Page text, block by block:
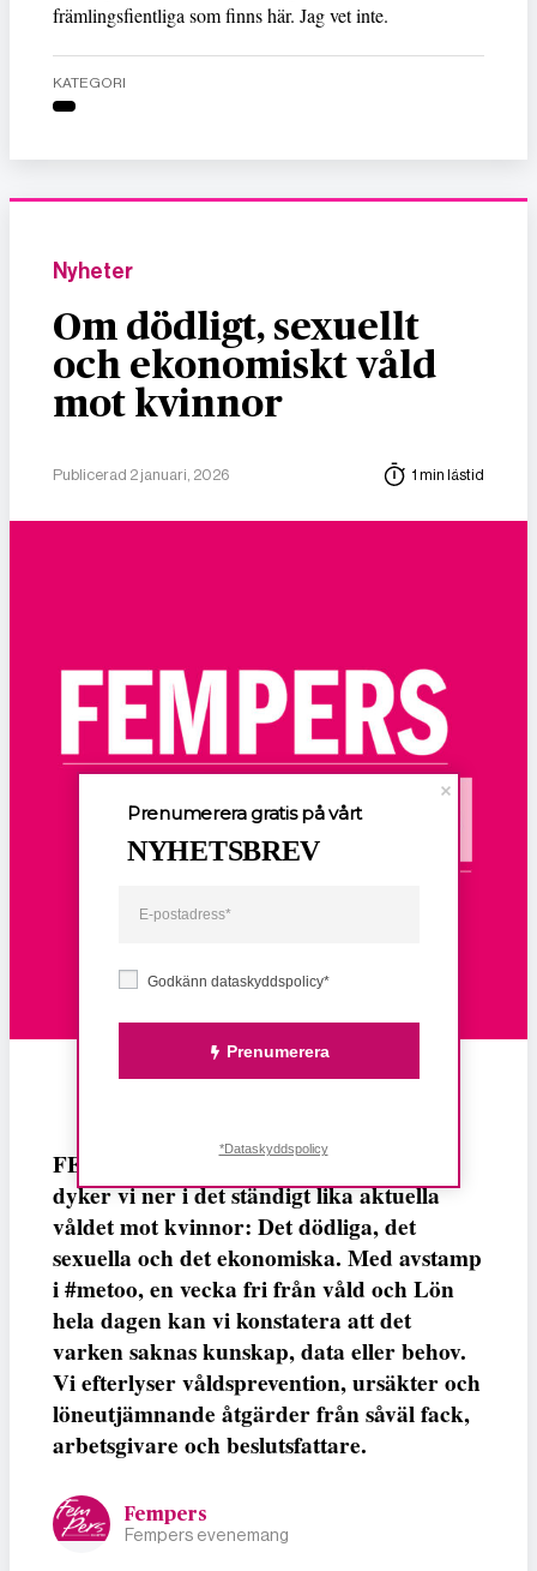
främlingsfientliga som finns här. Jag vet inte.
KATEGORI
Nyheter
Om dödligt, sexuellt
och ekonomiskt våld
mot kvinnor
Publicerad 2 januari, 2026 1 min lästid
FEMPERSPODDEN: I årets första podd
dyker vi ner i det ständigt lika aktuella
våldet mot kvinnor: Det dödliga, det
sexuella och det ekonomiska. Med avstamp
i #metoo, en vecka fri från våld och Lön
hela dagen kan vi konstatera att det
varken saknas kunskap, data eller behov.
Vi efterlyser våldsprevention, ursäkter och
löneutjämnande åtgärder från såväl fack,
arbetsgivare och beslutsfattare.
Fempers
Fempers evenemang
Godkänn dataskyddspolicy*
Prenumerera
Prenumerera gratis på vårt
NYHETSBREV
*Dataskyddspolicy